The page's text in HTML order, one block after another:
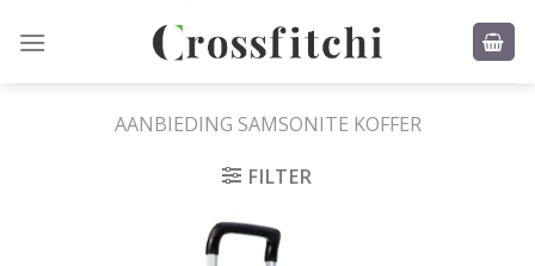
AANBIEDING SAMSONITE KOFFER
FILTER